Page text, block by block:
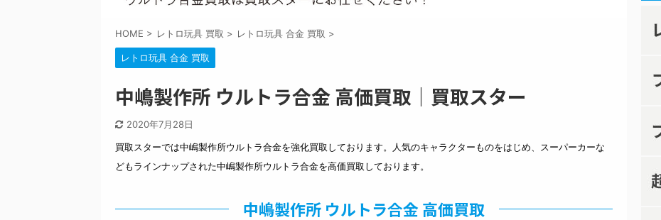
HOME > レトロ玩具 買取 > レトロ玩具 合金 買取 >
レトロ玩具 合金 買取
中嶋製作所 ウルトラ合金 高価買取｜買取スター
2020年7月28日
買取スターでは中嶋製作所ウルトラ合金を強化買取しております。人気のキャラクターものをはじめ、スーパーカーな
どもラインナップされた中嶋製作所ウルトラ合金を高価買取しております。
中嶋製作所 ウルトラ合金 高価買取